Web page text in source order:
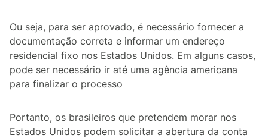
Ou seja, para ser aprovado, é necessário fornecer a
documentação correta e informar um endereço
residencial fixo nos Estados Unidos. Em alguns casos,
pode ser necessário ir até uma agência americana
para finalizar o processo
Portanto, os brasileiros que pretendem morar nos
Estados Unidos podem solicitar a abertura da conta